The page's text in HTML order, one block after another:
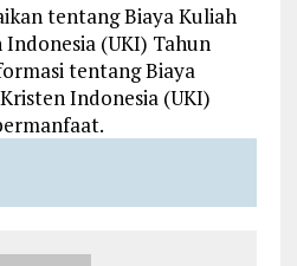
tentang Biaya Kuliah
Indonesia (UKI) Tahun
tentang Biaya
Indonesia (UKI)